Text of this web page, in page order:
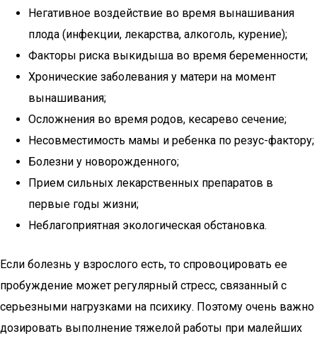
Негативное воздействие во время вынашивания
плода (инфекции, лекарства, алкоголь, курение);
Факторы риска выкидыша во время беременности;
Хронические заболевания у матери на момент
вынашивания;
Осложнения во время родов, кесарево сечение;
Несовместимость мамы и ребенка по резус-фактору;
Болезни у новорожденного;
Прием сильных лекарственных препаратов в
первые годы жизни;
Неблагоприятная экологическая обстановка.
Если болезнь у взрослого есть, то спровоцировать ее
пробуждение может регулярный стресс, связанный с
серьезными нагрузками на психику. Поэтому очень важно
дозировать выполнение тяжелой работы при малейших